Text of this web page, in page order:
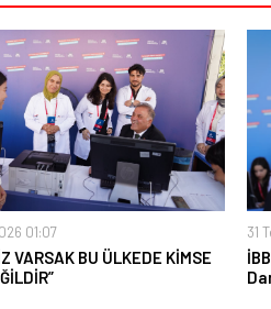
01:07
VARSAK BU ÜLKEDE KİMSE
31